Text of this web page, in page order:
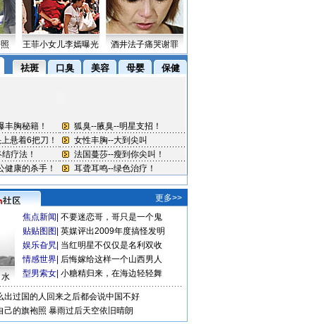
王菲小女儿李嫣曝光 酒井法子痛哭谢罪
更多>>
焦点新闻 不要迷恋哥，哥只是一个鬼
贴贴图图 英媒评出2009年度搞怪发明
娱乐旮旯 当红明星不仅仅是名利双收
情感世界 后悔嫁给这样一个山西男人
型男索女 小糖精归来，在海边轻轻舞
出过国的人回来之后都会说中国不好
己的旗袍照 暴雨过后天空依旧晴朗